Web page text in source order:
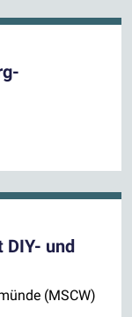
und
(MSCW)